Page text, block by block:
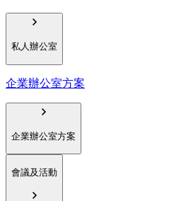
私人辦公室
企業辦公室方案
企業辦公室方案
會議及活動